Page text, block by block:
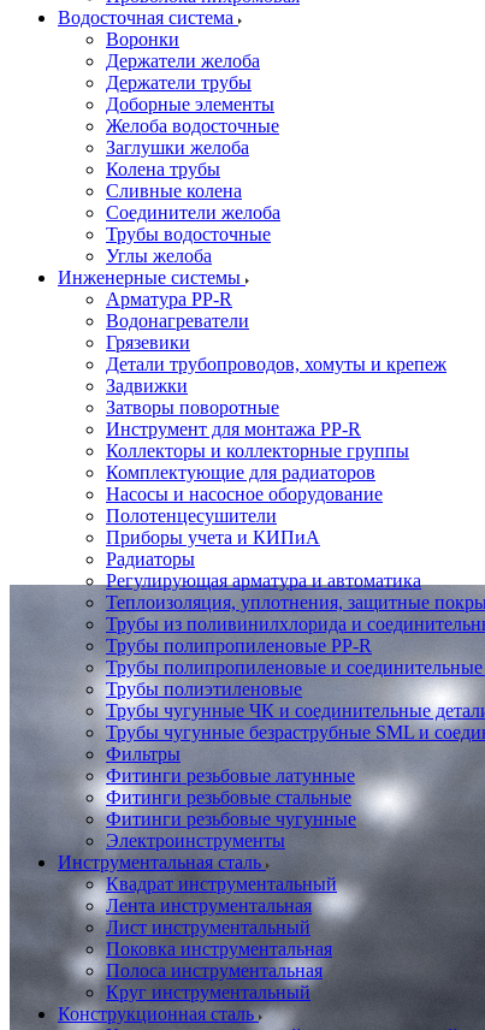
Водосточная система
Воронки
Держатели желоба
Держатели трубы
Доборные элементы
Желоба водосточные
Заглушки желоба
Колена трубы
Сливные колена
Соединители желоба
Трубы водосточные
Углы желоба
Инженерные системы
Арматура PP-R
Водонагреватели
Грязевики
Детали трубопроводов, хомуты и крепеж
Задвижки
Затворы поворотные
Инструмент для монтажа PP-R
Коллекторы и коллекторные группы
Комплектующие для радиаторов
Насосы и насосное оборудование
Полотенцесушители
Приборы учета и КИПиА
Радиаторы
Регулирующая арматура и автоматика
Теплоизоляция, уплотнения, защитные
Трубы из поливинилхлорида и
Трубы полипропиленовые PP-R
Трубы полипропиленовые и соединительные
Трубы полиэтиленовые
Трубы чугунные ЧК и соединительные
Трубы чугунные безраструбные SML и
Фильтры
Фитинги резьбовые латунные
Фитинги резьбовые стальные
Фитинги резьбовые чугунные
Электроинструменты
Инструментальная сталь
Квадрат инструментальный
Лента инструментальная
Лист инструментальный
Поковка инструментальная
Полоса инструментальная
Круг инструментальный
Конструкционная сталь